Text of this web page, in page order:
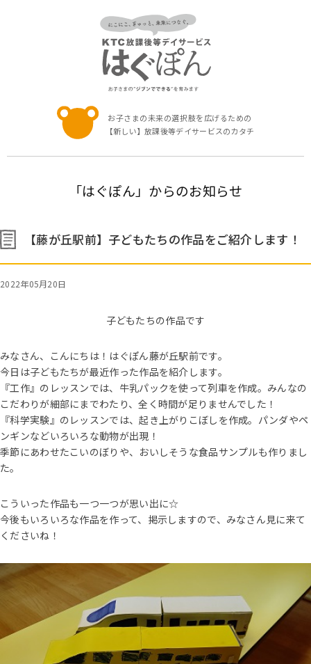
お子さまの未来の選択肢を広げるための
【新しい】放課後等デイサービスのカタチ
「はぐぽん」からのお知らせ
【藤が丘駅前】子どもたちの作品をご紹介します！
2022年05月20日
子どもたちの作品です
みなさん、こんにちは！はぐぽん藤が丘駅前です。
今日は子どもたちが最近作った作品を紹介します。
『工作』のレッスンでは、牛乳パックを使って列車を作成。みんなの
こだわりが細部にまでわたり、全く時間が足りませんでした！
『科学実験』のレッスンでは、起き上がりこぼしを作成。パンダやペ
ンギンなどいろいろな動物が出現！
季節にあわせたこいのぼりや、おいしそうな食品サンプルも作りまし
た。
こういった作品も一つ一つが思い出に☆
今後もいろいろな作品を作って、掲示しますので、みなさん見に来て
くださいね！